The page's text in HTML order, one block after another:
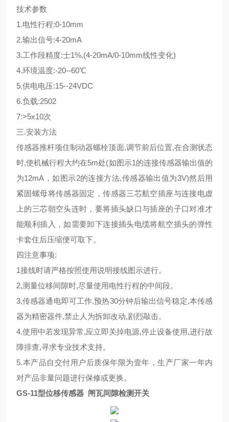
技术参数
1.电性行程:0-10mm
2.输出信号:4-20mA
3.工作段精度:士1%,(4-20mA/0-10mm线性变化)
4.环境温度:-20--60℃
5.供电电压:15--24VDC
6.负载:2502
7:>5x10次
三.安装方法
传感器推杆项住制动器螺栓顶面,调节前后位置,在合测状态
时,使机械行程大约在5m处(如图示1的连接传感器输出值的
为12mA，如图示2的连接方法,传感器输出值为3V)然后用
紧固螺母将传感器固定，传感器三芯航空插座与连接电虚
上的三芯朝空头连时，要将插头缺口与插座的子口对准才
能顺利插入，如需要卸下连接插头电缆将航空插头的弹性
卡套住后压缩便可取下。
四注意事项:
1接线时请严格按照使用说明接线图示进行。
2,测量位移间隙时,尽量使用电性行程的中间段。
3,传感器通电即可工作,预热30分钟后输出信号稳定,本传感
器为精密器件,禁止人为拆卸改动,剧烈敲击。
4.使用中若发现异常,应立即关掉电源,停止设备使用,进行故
障排查,寻求专业技术支持。
5.本产品自交付用户后质保年限为壹年，生产厂家一年内
对产品非量问题进行保修或更换。
GS-11型位移传感器 闸瓦间隙检测开关